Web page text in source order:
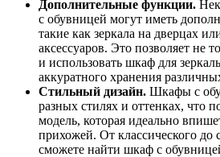
Дополнительные функции.
с обувницей могут иметь
такие как зеркала на дверцах
аксессуаров. Это позволяет не
и использовать шкаф для
аккуратного хранения
Стильный дизайн. Шкафы с
разных стилях и оттенках, что
модель, которая идеально
прихожей. От классического до
сможете найти шкаф с